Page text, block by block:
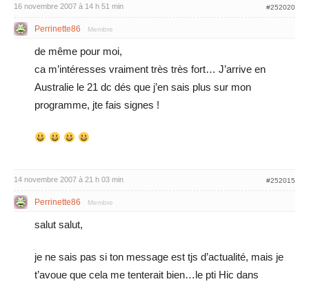
16 novembre 2007 à 14 h 51 min #252020
Perrinette86 Membre
de même pour moi,
ca m’intéresses vraiment très très fort… J’arrive en
Australie le 21 dc dés que j’en sais plus sur mon
programme, jte fais signes !
14 novembre 2007 à 21 h 03 min #252015
Perrinette86 Membre
salut salut,
je ne sais pas si ton message est tjs d’actualité, mais je
t’avoue que cela me tenterait bien…le pti Hic dans